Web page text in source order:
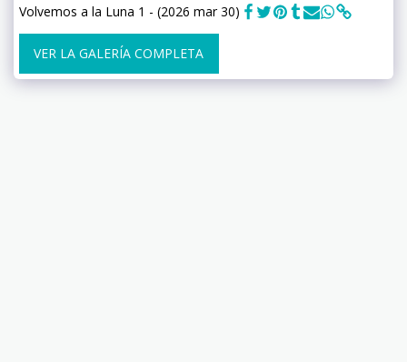
Volvemos a la Luna 1 - (2026 mar 30)
VER LA GALERÍA COMPLETA